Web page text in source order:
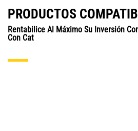
PRODUCTOS
Rentabilice Al Máximo Su Inversión
Con Cat